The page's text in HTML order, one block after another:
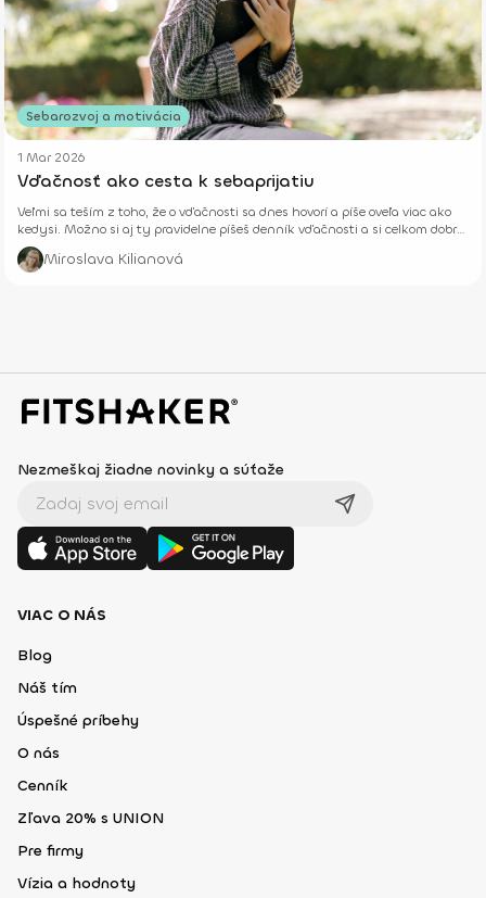
Sebarozvoj a motivácia
1 Mar 2026
Vďačnosť ako cesta k sebaprijatiu
Veľmi sa teším z toho, že o vďačnosti sa dnes hovorí a píše oveľa viac ako
kedysi. Možno si aj ty pravidelne píšeš denník vďačnosti a si celkom dobre
vytrénovaná na to, aby si si počas každého jedného dňa všímala to pekné
a dobré okolo seba.
Miroslava Kilianová
Nezmeškaj žiadne novinky a súťaže
VIAC O NÁS
Blog
Náš tím
Úspešné príbehy
O nás
Cenník
Zľava 20% s UNION
Pre firmy
Vízia a hodnoty